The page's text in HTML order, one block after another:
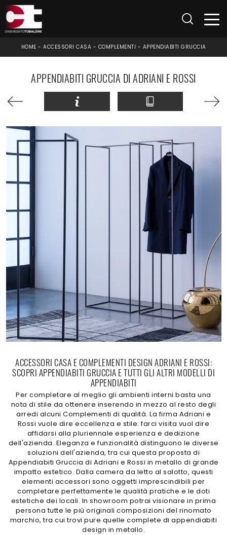
HOME - ACCESSORI CASA - COMPLEMENTI - APPENDIABITI GRUCCIA
APPENDIABITI GRUCCIA DI ADRIANI E ROSSI
ACCESSORI CASA E COMPLEMENTI DESIGN ADRIANI E ROSSI:
SCOPRI APPENDIABITI GRUCCIA E TUTTI GLI ALTRI MODELLI DI
APPENDIABITI
Per completare al meglio gli ambienti interni basta una
nota di stile da ottenere inserendo in mezzo al resto degli
arredi alcuni Complementi di qualità. La firma Adriani e
Rossi vuole dire eccellenza e stile: farci visita vuol dire
affidarsi alla pluriennale esperienza e dedizione
dell'azienda. Eleganza e funzionalità distinguono le diverse
soluzioni dell'azienda, tra cui questa proposta di
Appendiabiti Gruccia di Adriani e Rossi in metallo di grande
impatto estetico. Dalla camera da letto al salotto, questi
elementi accessori sono oggetti imprescindibili per
completare perfettamente le qualità pratiche e le doti
estetiche dei locali. In showroom potrai visionare in prima
persona tutte le più originali composizioni del rinomato
marchio, tra cui trovi pure quelle complete di appendiabiti
design in metallo.